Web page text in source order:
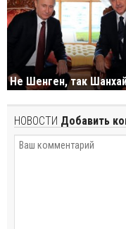
Не Шенген, так
НОВОСТИ Добавить